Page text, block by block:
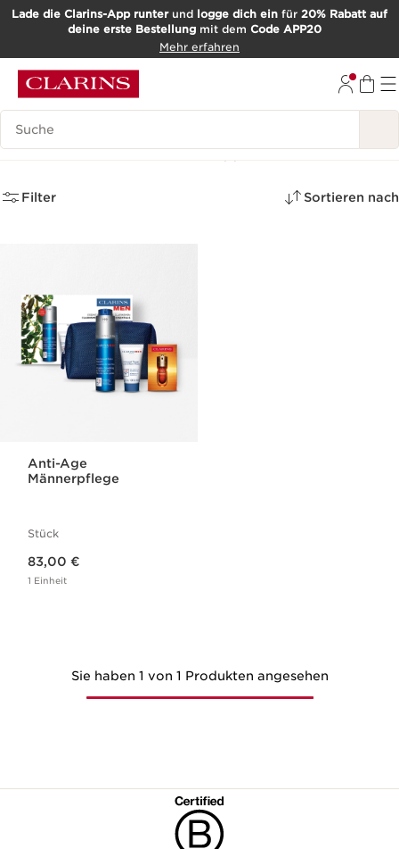
WEITER ZUM INHALT
Lade die Clarins-App runterund logge dich ein für 20% Rabatt auf
deine erste Bestellungmit dem Code APP20
Mehr erfahren
Such-Historie
Für meinen Bruder (1)
Filter Sortieren nach
Anti-Age
Männerpflege
Stück
83,00 €
1 Einheit
Sie haben 1 von 1 Produkten angesehen